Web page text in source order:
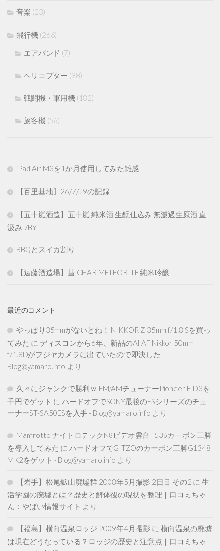
音楽 (23)
飛行機 (266)
エアバンド (7)
ヘリコプター (98)
戦闘機・軍用機 (182)
旅客機 (56)
iPad Air M3を1か月使用してみた雑感
【百里基地】26/7/29の記録
【五十嵐酒造】五十嵐 純米酒 生酛仕込み 無濾過生原酒 直
汲み 7BY
BBQとスイカ割り
【遠藤酒造場】彗 CHAR METEORITE 純米吟醸
最近のコメント
やっぱり35mmがないとね！ NIKKOR Z 35mm f/1.8 Sを買っ
てみた に ディスコンから6年、新品のAI AF Nikkor 50mm
f/1.8Dがフジヤカメラに出ていたので即決した -
Blog@yamaro.info より
久々にジャンクで勝利ｗ FM/AMチューナーPioneer F-D3を
千円でゲット に ハードオフでSONY最後のESシリーズのチュ
ーナーST-SA50ESを入手 - Blog@yamaro.info より
Manfrotto ナイトロテックN8ビデオ雲台+536カーボン三脚
を導入してみた に ハードオフでGITZOのカーボン三脚G1348
MK2をゲット - Blog@yamaro.info より
【岩手】松尾鉱山廃墟群 2008年5月撮影 2日目 その2 に 生
活学園の廃墟とは？歴史と解体後の現状を整理｜口コミちゃ
ん：やばい情報サイト より
【福島】横向温泉ロッジ 2009年4月撮影 に 横向温泉の廃墟
は現在どうなっている？ロッジの歴史と注意点｜口コミちゃ